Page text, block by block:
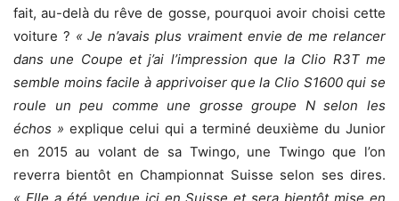
fait, au-delà du rêve de gosse, pourquoi avoir choisi cette
voiture ? « Je n’avais plus vraiment envie de me relancer
dans une Coupe et j’ai l’impression que la Clio R3T me
semble moins facile à apprivoiser que la Clio S1600 qui se
roule un peu comme une grosse groupe N selon les
échos » explique celui qui a terminé deuxième du Junior
en 2015 au volant de sa Twingo, une Twingo que l’on
reverra bientôt en Championnat Suisse selon ses dires.